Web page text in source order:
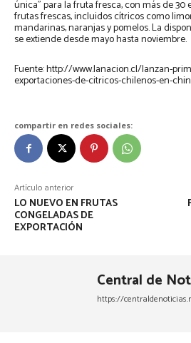
única” para la fruta fresca, con más de 30
frutas frescas, incluidos cítricos como
mandarinas, naranjas y pomelos. La
se extiende desde mayo hasta noviembre.
Fuente: http://www.lanacion.cl/lanzan-
exportaciones-de-citricos-chilenos-en-
compartir en redes sociales:
Artículo anterior
LO NUEVO EN FRUTAS
CONGELADAS DE
EXPORTACIÓN
Central de
https://